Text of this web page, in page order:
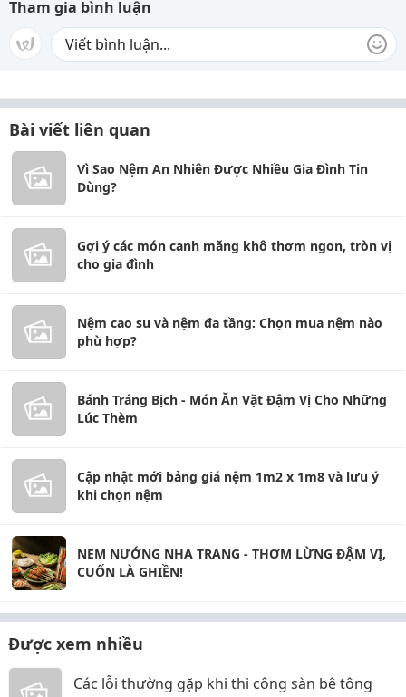
Tham gia bình luận
Bài viết liên quan
Vì Sao Nệm An Nhiên Được Nhiều Gia Đình Tin
Dùng?
Gợi ý các món canh măng khô thơm ngon, tròn vị
cho gia đình
Nệm cao su và nệm đa tầng: Chọn mua nệm nào
phù hợp?
Bánh Tráng Bịch - Món Ăn Vặt Đậm Vị Cho Những
Lúc Thèm
Cập nhật mới bảng giá nệm 1m2 x 1m8 và lưu ý
khi chọn nệm
NEM NƯỚNG NHA TRANG - THƠM LỪNG ĐẬM VỊ,
CUỐN LÀ GHIỀN!
Được xem nhiều
Các lỗi thường gặp khi thi công sàn bê tông